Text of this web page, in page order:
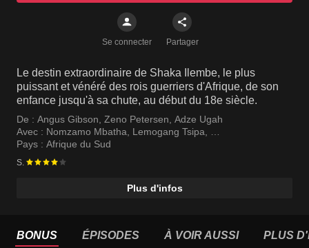
Se connecter Partager
Le destin extraordinaire de Shaka Ilembe, le plus
puissant et vénéré des rois guerriers d'Afrique, de son
enfance jusqu'à sa chute, au début du 18e siècle.
De : Angus Gibson, Zeno Petersen, Adze Ugah
Avec : Nomzamo Mbatha, Lemogang Tsipa,
Dawn Thandeka King
Pays : Afrique du Sud
S.
Plus d'infos
BONUS ÉPISODES À VOIR AUSSI PLUS